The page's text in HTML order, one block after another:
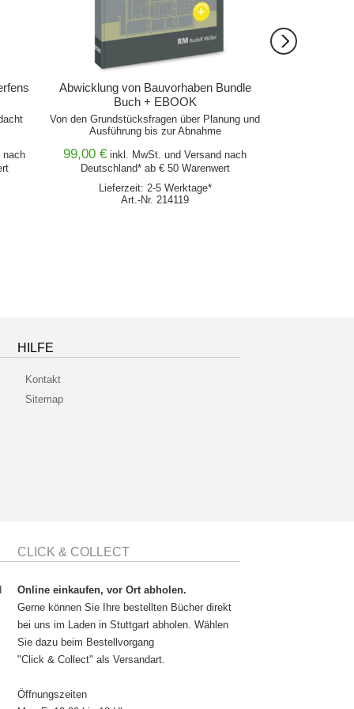
nach
Abwicklung von Bauvorhaben Bundle
Buch + EBOOK
Von den Grundstücksfragen über Planung und
Ausführung bis zur Abnahme
99,00 € inkl. MwSt. und Versand nach
Deutschland* ab € 50 Warenwert
Lieferzeit: 2-5 Werktage*
Art.-Nr. 214119
HILFE
Kontakt
Sitemap
CLICK & COLLECT
Online einkaufen, vor Ort abholen.
Gerne können Sie Ihre bestellten Bücher direkt
bei uns im Laden in Stuttgart abholen. Wählen
Sie dazu beim Bestellvorgang
"Click & Collect" als Versandart.
Öffnungszeiten